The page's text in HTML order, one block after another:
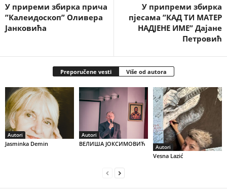
У приреми збирка прича
”Калеидоскоп” Оливера
Јанковића
У припреми збирка
пјесама ”КАД ТИ МАТЕР
НАДЈЕНЕ ИМЕ” Дајане
Петровић
Preporučene vesti Više od autora
Autori
Jasminka Demin
Autori
ВЕЛИША ЈОКСИМОВИЋ Autori
Vesna Lazić